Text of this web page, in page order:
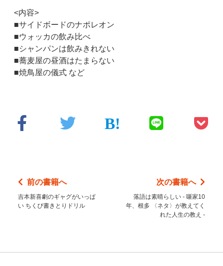
<内容>
■サイドボードのナポレオン
■ウォッカの飲み比べ
■シャンパンは飲みきれない
■蕎麦屋の昼酒はたまらない
■焼鳥屋の儀式 など
前の書籍へ
吉本新喜劇のギャグがいっぱ
い ちくび書きとりドリル
次の書籍へ
落語は素晴らしい - 噺家10
年、根多 〈ネタ〉が教えてく
れた人生の教え -